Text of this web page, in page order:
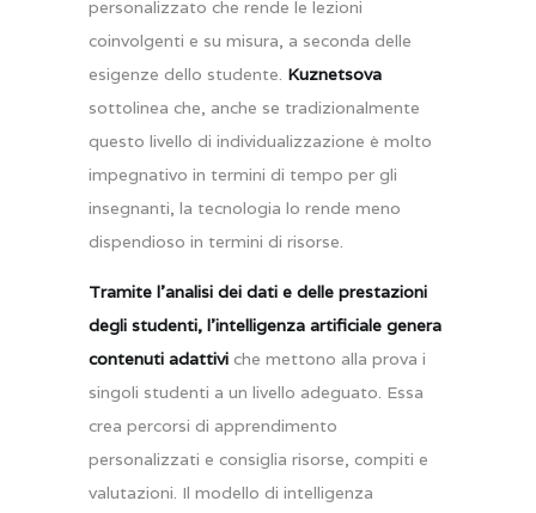
personalizzato che rende le lezioni
coinvolgenti e su misura, a seconda delle
esigenze dello studente. Kuznetsova
sottolinea che, anche se tradizionalmente
questo livello di individualizzazione è molto
impegnativo in termini di tempo per gli
insegnanti, la tecnologia lo rende meno
dispendioso in termini di risorse.
Tramite l’analisi dei dati e delle prestazioni
degli studenti, l’intelligenza artificiale genera
contenuti adattivi che mettono alla prova i
singoli studenti a un livello adeguato. Essa
crea percorsi di apprendimento
personalizzati e consiglia risorse, compiti e
valutazioni. Il modello di intelligenza